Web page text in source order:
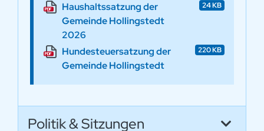
Haushaltssatzung der
Gemeinde Hollingstedt
2026
24 KB
Hundesteuersatzung der
Gemeinde Hollingstedt
220 KB
Politik & Sitzungen